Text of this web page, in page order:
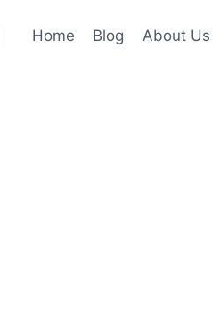
Home Blog About Us